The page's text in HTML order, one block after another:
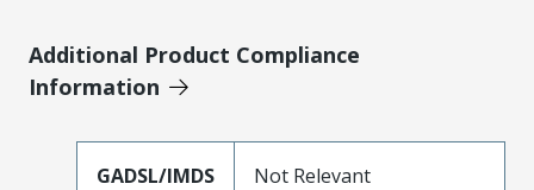
Additional Product Compliance
Information
GADSL/IMDS Not Relevant